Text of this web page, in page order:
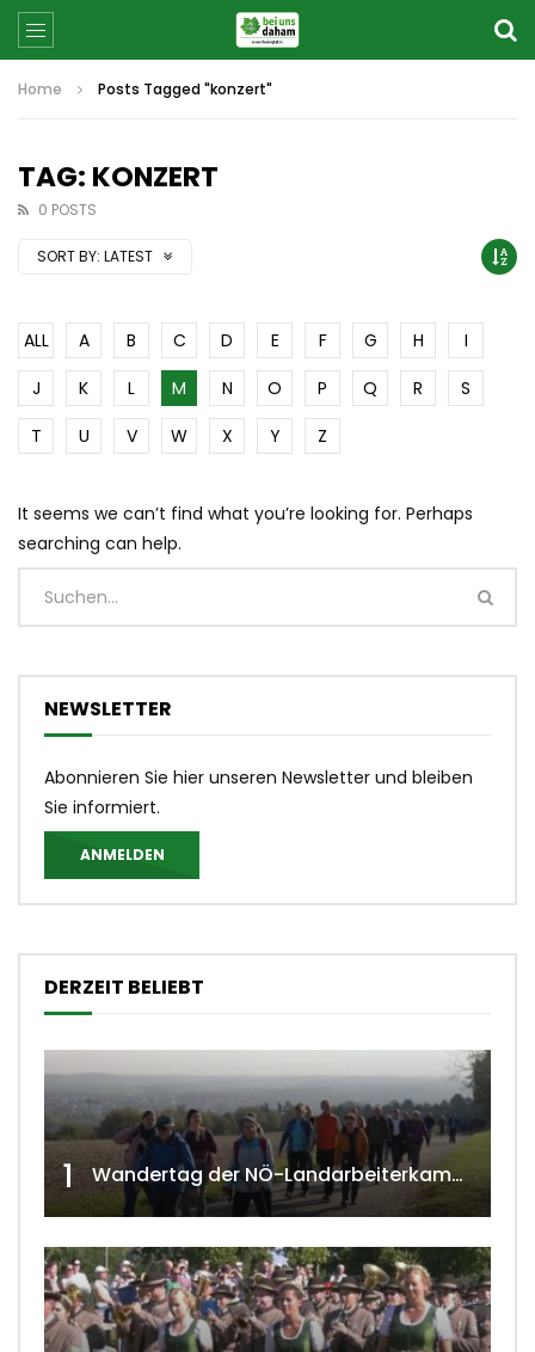
Home Posts Tagged "konzert"
TAG: KONZERT
0 POSTS
SORT BY: LATEST
ALL A B C D E F G H
I
J
K L M N O P Q R
S
T
U V W X Y Z
It seems we can’t find what you’re looking for. Perhaps
searching can help.
NEWSLETTER
Abonnieren Sie hier unseren Newsletter und bleiben
Sie informiert.
ANMELDEN
DERZEIT BELIEBT
1 Wandertag der NÖ-Landarbeiterkammer in Hollabrunn 2024